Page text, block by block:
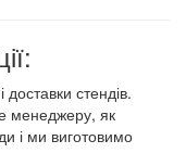
стендів.
менеджеру, як
і ми виготовимо